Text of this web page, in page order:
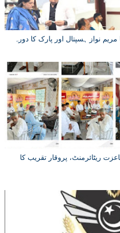
نواز ہسپتال اور پارک کا دورہ
ریٹائرمنٹ، پروقار تقریب کا